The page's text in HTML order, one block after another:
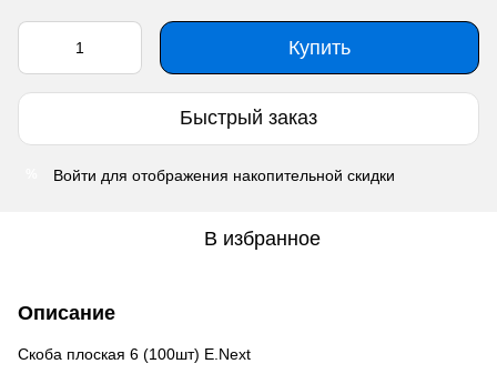
Купить
Быстрый заказ
Войти для отображения накопительной скидки
В избранное
Описание
Скоба плоская 6 (100шт) E.Next